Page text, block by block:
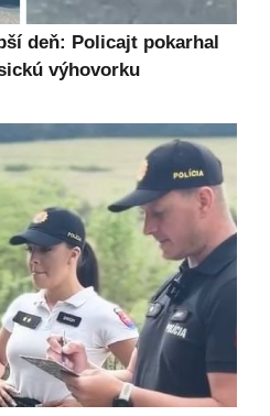
deň: Policajt pokarhal
výhovorku